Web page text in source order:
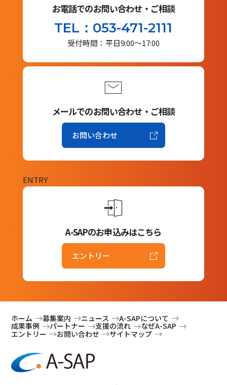
お電話でのお問い合わせ・ご相談
TEL：053-471-2111
受付時間：平日9:00～17:00
メールでのお問い合わせ・ご相談
お問い合わせ
ENTRY
A-SAPのお申込みはこちら
エントリー
ホーム 募集案内 ニュース A-SAPについて
成果事例 パートナー 支援の流れ なぜA-SAP
エントリー お問い合わせ サイトマップ